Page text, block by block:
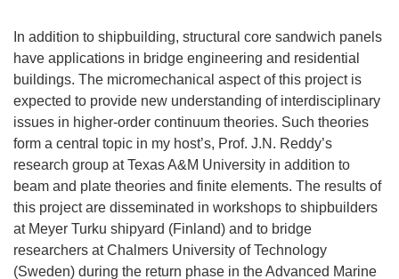
In addition to shipbuilding, structural core sandwich panels
have applications in bridge engineering and residential
buildings. The micromechanical aspect of this project is
expected to provide new understanding of interdisciplinary
issues in higher-order continuum theories. Such theories
form a central topic in my host’s, Prof. J.N. Reddy’s
research group at Texas A&M University in addition to
beam and plate theories and finite elements. The results of
this project are disseminated in workshops to shipbuilders
at Meyer Turku shipyard (Finland) and to bridge
researchers at Chalmers University of Technology
(Sweden) during the return phase in the Advanced Marine